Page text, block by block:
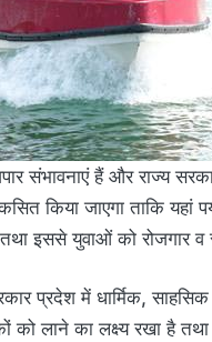
संभावनाएं हैं और राज्य
किया जाएगा ताकि यहां
इससे युवाओं को रोजगार व
प्रदेश में धार्मिक,
को लाने का लक्ष्य रखा है